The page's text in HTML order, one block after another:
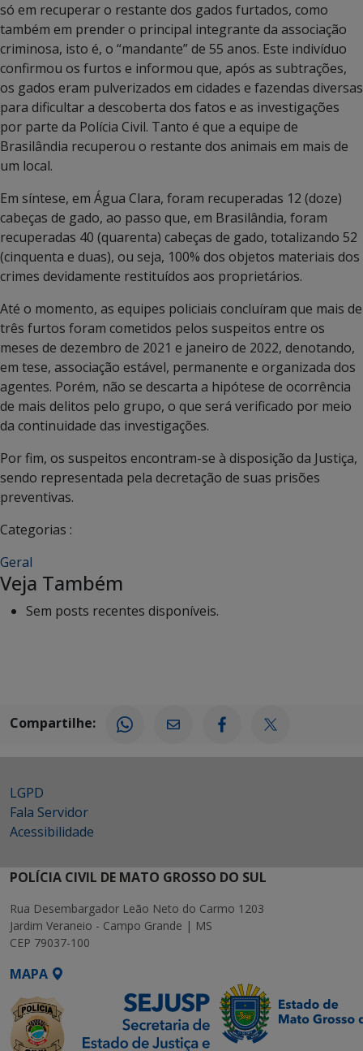
só em recuperar o restante dos gados furtados, como
também em prender o principal integrante da associação
criminosa, isto é, o “mandante” de 55 anos. Este indivíduo
confirmou os furtos e informou que, após as subtrações,
os gados eram pulverizados em cidades e fazendas diversas
para dificultar a descoberta dos fatos e as investigações
por parte da Polícia Civil. Tanto é que a equipe de
Brasilândia recuperou o restante dos animais em mais de
um local.
Em síntese, em Água Clara, foram recuperadas 12 (doze)
cabeças de gado, ao passo que, em Brasilândia, foram
recuperadas 40 (quarenta) cabeças de gado, totalizando 52
(cinquenta e duas), ou seja, 100% dos objetos materiais dos
crimes devidamente restituídos aos proprietários.
Até o momento, as equipes policiais concluíram que mais de
três furtos foram cometidos pelos suspeitos entre os
meses de dezembro de 2021 e janeiro de 2022, denotando,
em tese, associação estável, permanente e organizada dos
agentes. Porém, não se descarta a hipótese de ocorrência
de mais delitos pelo grupo, o que será verificado por meio
da continuidade das investigações.
Por fim, os suspeitos encontram-se à disposição da Justiça,
sendo representada pela decretação de suas prisões
preventivas.
Categorias :
Geral
Veja Também
Sem posts recentes disponíveis.
Compartilhe:
LGPD
Fala Servidor
Acessibilidade
POLÍCIA CIVIL DE MATO GROSSO DO SUL
Rua Desembargador Leão Neto do Carmo 1203
Jardim Veraneio - Campo Grande | MS
CEP 79037-100
MAPA